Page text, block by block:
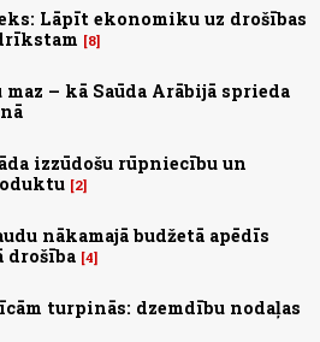
Lāpīt ekonomiku uz drošības
8
maz – kā Saūda Arābijā sprieda
izzūdošu rūpniecību un
2
nākamajā budžetā apēdīs
drošība 4
turpinās: dzemdību nodaļas